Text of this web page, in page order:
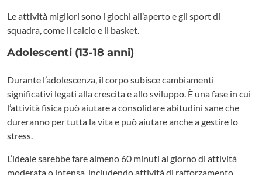
Le attività migliori sono i giochi all’aperto e gli sport di
squadra, come il calcio e il basket.
Adolescenti (13-18 anni)
Durante l’adolescenza, il corpo subisce cambiamenti
significativi legati alla crescita e allo sviluppo. È una fase in cui
l’attività fisica può aiutare a consolidare abitudini sane che
dureranno per tutta la vita e può aiutare anche a gestire lo
stress.
L’ideale sarebbe fare almeno 60 minuti al giorno di attività
moderata o intensa, includendo attività di rafforzamento